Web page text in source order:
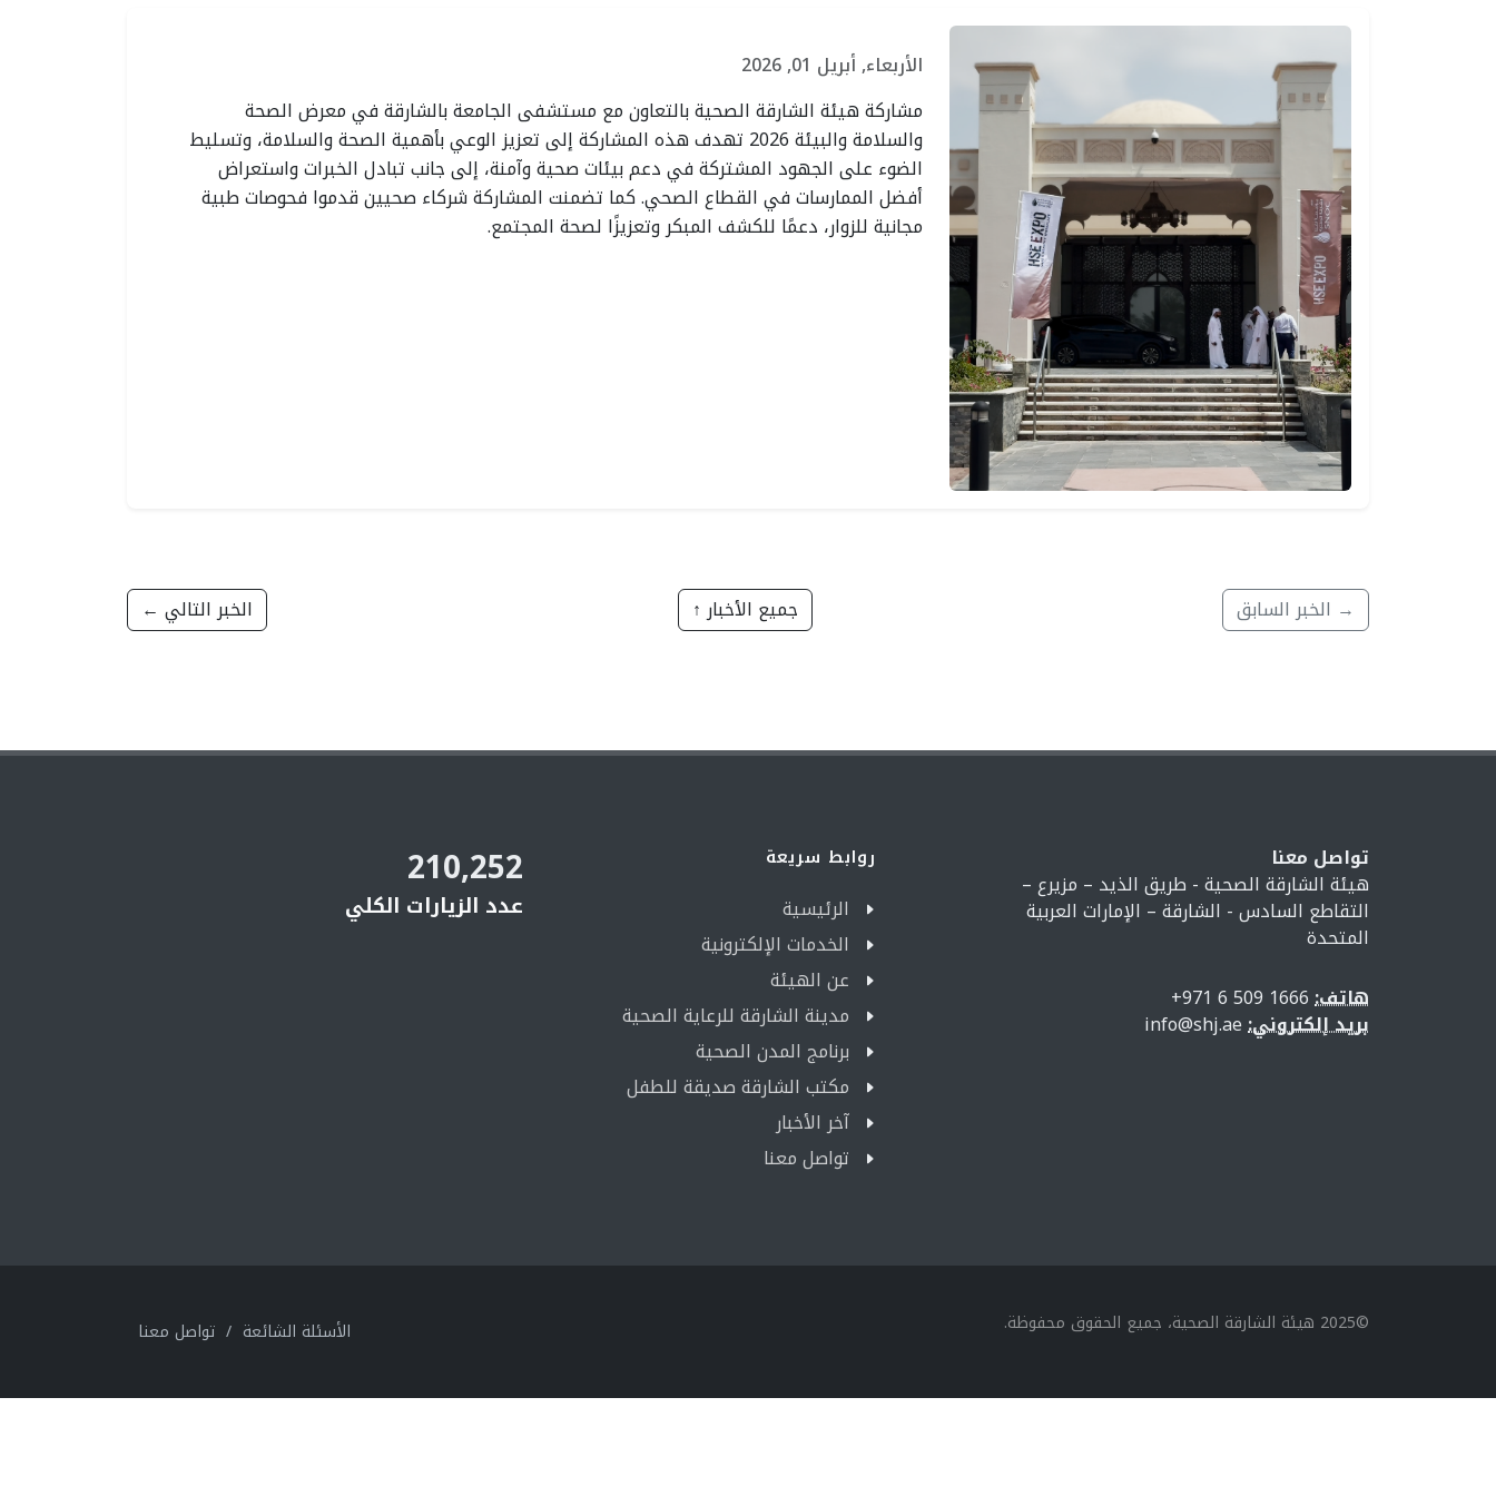
اختتام ورشة "الشارقة
إمارة صحية" لاستكمال
متطلبات الاعتماد
بالتعاون مع منظمة
الصحة العالمية
الأربعاء، يوليو 22، 2026
هيئة الشارقة الصحية
تستقبل وزير الصحة
ووقاية المجتمع ووكيل
دائرة الصحة – أبوظبي
الخميس، يوليو 16، 2026
تكريم هيئة الشارقة
الصحية لمشاركتها في
برنامج "الشباب الشارقة
المستدام"
الأربعاء، يوليو 15، 2026
هيئة الشارقة الصحية
شريك استراتيجي في
حملة الوقاية من
الإجهاد الحراري
والأمراض 2026
رئيس هيئة الشارقة
الصحية يستقبل وفد
مجموعة برايم للرعاية
الصحية لبحث تعزيز
الأربعاء, أبريل 01, 2026
مشاركة هيئة الشارقة الصحية بالتعاون مع مستشفى الجامعة بالشارقة في معرض الصحة
والسلامة والبيئة 2026 تهدف هذه المشاركة إلى تعزيز الوعي بأهمية الصحة والسلامة، وتسليط
الضوء على الجهود المشتركة في دعم بيئات صحية وآمنة، إلى جانب تبادل الخبرات واستعراض
أفضل الممارسات في القطاع الصحي. كما تضمنت المشاركة شركاء صحيين قدموا فحوصات طبية
مجانية للزوار، دعمًا للكشف المبكر وتعزيزًا لصحة المجتمع.
→ الخبر السابق جميع الأخبار ↑ الخبر التالي ←
تواصل معنا
هيئة الشارقة الصحية - طريق الذيد – مزيرع –
التقاطع السادس - الشارقة – الإمارات العربية
المتحدة
هاتف:
بريد إلكتروني:
روابط سريعة
الرئيسية
الخدمات الإلكترونية
عن الهيئة
مدينة الشارقة للرعاية الصحية
برنامج المدن الصحية
مكتب الشارقة صديقة للطفل
آخر الأخبار
تواصل معنا
210,252
عدد الزيارات الكلي
©2025 هيئة الشارقة الصحية، جميع الحقوق محفوظة. الأسئلة الشائعة / تواصل معنا